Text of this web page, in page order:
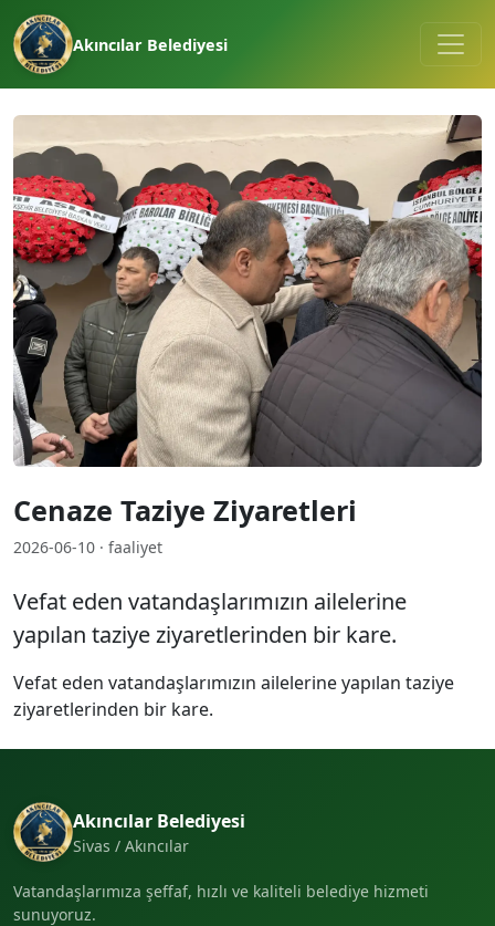
Akıncılar Belediyesi
Cenaze Taziye Ziyaretleri
2026-06-10 · faaliyet
Vefat eden vatandaşlarımızın ailelerine
yapılan taziye ziyaretlerinden bir kare.
Vefat eden vatandaşlarımızın ailelerine yapılan taziye
ziyaretlerinden bir kare.
Akıncılar Belediyesi
Sivas / Akıncılar
Vatandaşlarımıza şeffaf, hızlı ve kaliteli belediye hizmeti
sunuyoruz.